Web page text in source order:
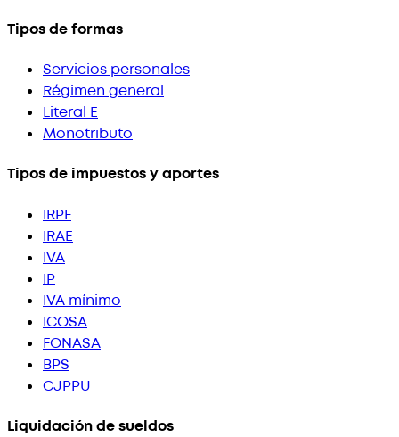
Tipos de formas
Servicios personales
Régimen general
Literal E
Monotributo
Tipos de impuestos y aportes
IRPF
IRAE
IVA
IP
IVA mínimo
ICOSA
FONASA
BPS
CJPPU
Liquidación de sueldos